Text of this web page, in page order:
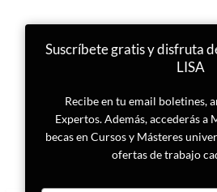
Suscríbete gratis y disfruta
LISA
Recibe en tu email boletines,
Expertos. Además, accederás a
becas en Cursos y Másteres
ofertas de trabajo